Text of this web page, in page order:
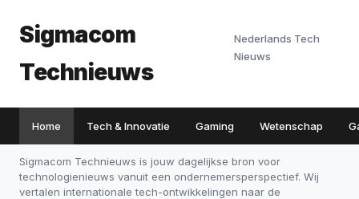
Sigmacom
Technieuws
Nederlands Tech
Nieuws
Home Tech & Innovatie Gaming Wetenschap
Sigmacom Technieuws is jouw dagelijkse bron voor
technologienieuws vanuit een ondernemersperspectief. Wij
vertalen internationale tech-ontwikkelingen naar de